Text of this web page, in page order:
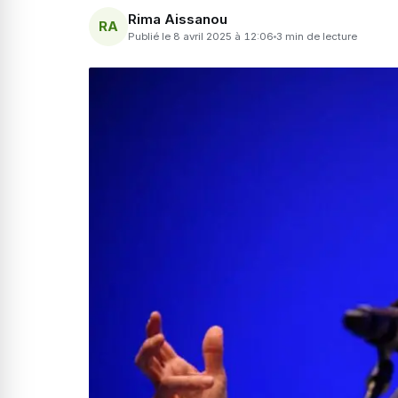
RA Rima Aissanou
Publié le 8 avril 2025 à 12:06 3 min de lecture